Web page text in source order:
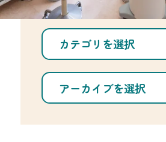
カ
ゴ
リ
を
選
ア
カ
イ
を